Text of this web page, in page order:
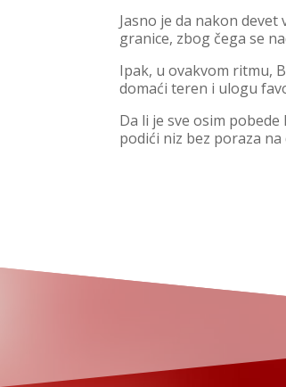
Jasno je da nakon
granice, zbog čega se
Ipak, u ovakvom ritmu,
domaći teren i ulogu
Da li je sve osim
podići niz bez poraza